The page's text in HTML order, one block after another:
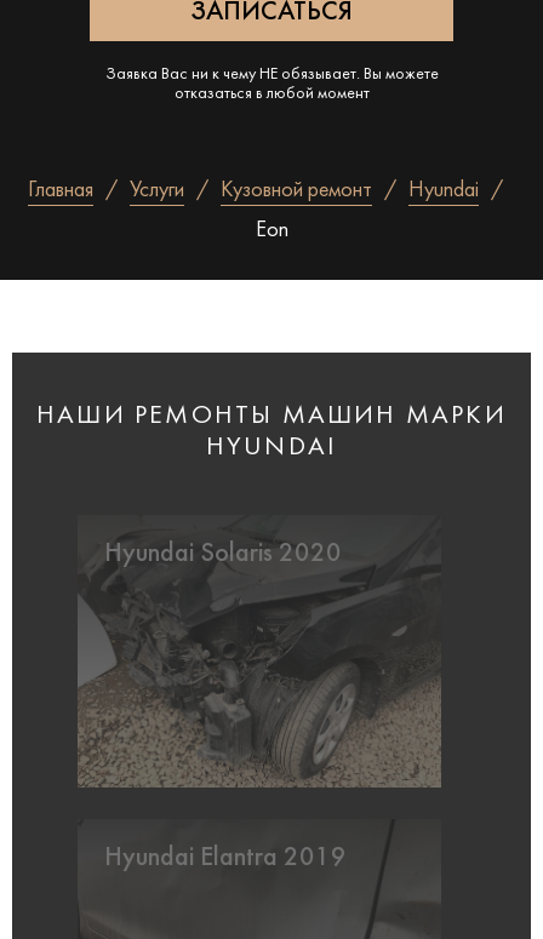
Заявка Вас ни к чему НЕ обязывает. Вы можете
отказаться в любой момент
Главная Услуги Кузовной ремонт
Hyundai
Eon
НАШИ РЕМОНТЫ МАШИН МАРКИ
HYUNDAI
Hyundai Solaris 2020
Hyundai Elantra 2019